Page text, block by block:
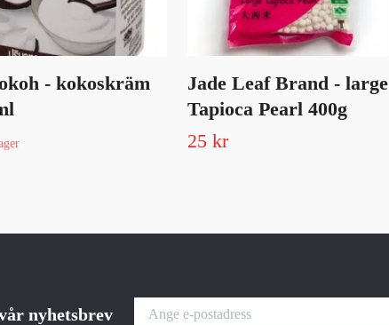
- kokoskräm
Jade Leaf Brand - large
Tapioca Pearl 400g
25 kr
nyhetsbrev